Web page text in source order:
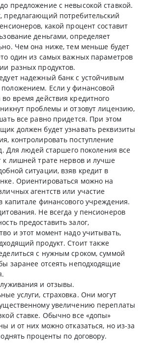
предложение с невысокой ставкой.
предлагающий потребительский
какой процент составит
деньгами, определяет
Чем она ниже, тем меньше будет
один из самых важных параметров
разных продуктов.
надежный банк с устойчивым
Если у финансовой
время действия кредитного
проблемы и отзовут лицензию,
все равно придется. При этом
должен будет узнавать реквизиты
контролировать поступление
Для людей старшего поколения все
к лишней трате нервов и лучше
ситуации, взяв кредит в
Ориентироваться можно на
агентств или участие
капитале финансового учреждения.
Не всегда у пенсионеров
предоставить залог,
и этот момент надо учитывать,
продукт. Стоит также
с нужным сроком, суммой
заранее отсеять неподходящие
и отзывы.
услуги, страховка. Они могут
увеличению переплаты
ставке. Обычно все «допы»
и от них можно отказаться, но из-за
проценты по договору.